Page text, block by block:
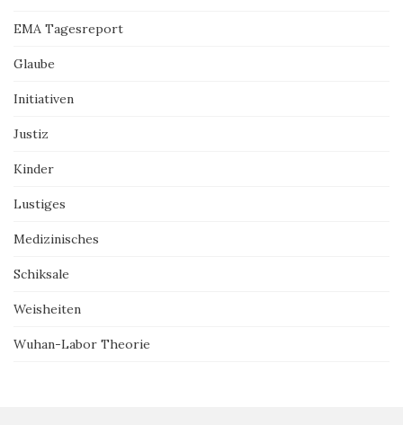
EMA Tagesreport
Glaube
Initiativen
Justiz
Kinder
Lustiges
Medizinisches
Schiksale
Weisheiten
Wuhan-Labor Theorie